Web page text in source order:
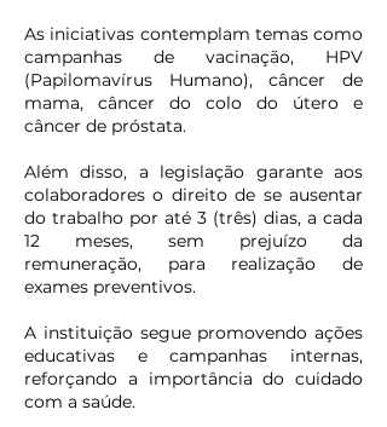
As iniciativas contemplam temas como
campanhas de vacinação, HPV
(Papilomavírus Humano), câncer de
mama, câncer do colo do útero e
câncer de próstata.
Além disso, a legislação garante aos
colaboradores o direito de se ausentar
do trabalho por até 3 (três) dias, a cada
12 meses, sem prejuízo da
remuneração, para realização de
exames preventivos.
A instituição segue promovendo ações
educativas e campanhas internas,
reforçando a importância do cuidado
com a saúde.